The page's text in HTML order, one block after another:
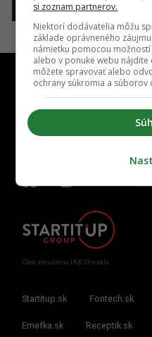
Kontakt
Člen združenia IAB Slovakia
Startitup.sk Fontech.sk
Emefka.sk Receptik.sk
si zoznam partnerov.
Niektorí dodávatelia môžu
základe oprávneného
námietku pomocou
alebo v ponuke webu
môžete spravovať alebo
ochrany súkromia a súborov